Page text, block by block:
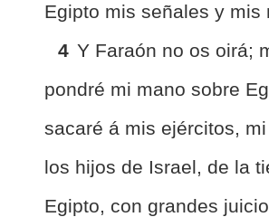
Egipto mis señales y mis
4 Y Faraón no os oirá;
pondré mi mano sobre
sacaré á mis ejércitos,
los hijos de Israel, de la
Egipto, con grandes